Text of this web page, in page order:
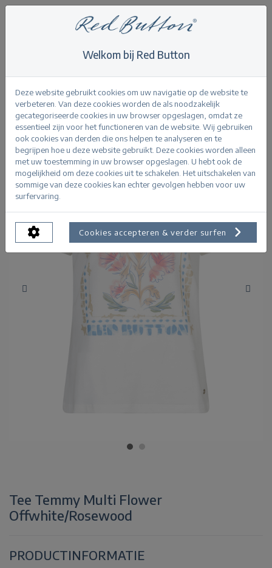
> Tee Temmy Multi Flower
Terug
Tee Temmy Multi Flower
Offwhite/Rosewood
PRODUCTINFORMATIE
Welkom bij Red Button
Deze website gebruikt cookies om uw navigatie op de website te
verbeteren. Van deze cookies worden de als noodzakelijk
gecategoriseerde cookies in uw browser opgeslagen, omdat ze
essentieel zijn voor het functioneren van de website. Wij gebruiken
ook cookies van derden die ons helpen te analyseren en te
begrijpen hoe u deze website gebruikt. Deze cookies worden alleen
met uw toestemming in uw browser opgeslagen. U hebt ook de
mogelijkheid om deze cookies uit te schakelen. Het uitschakelen van
sommige van deze cookies kan echter gevolgen hebben voor uw
surfervaring.
Cookies accepteren & verder surfen